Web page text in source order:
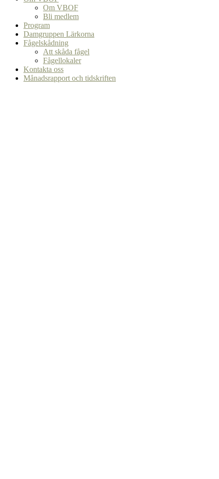
Om VBOF
Bli medlem
Program
Damgruppen Lärkorna
Fågelskådning
Att skåda fågel
Fågellokaler
Kontakta oss
Månadsrapport och tidskriften